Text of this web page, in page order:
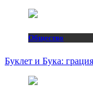
Общество
Буклет и Бука: